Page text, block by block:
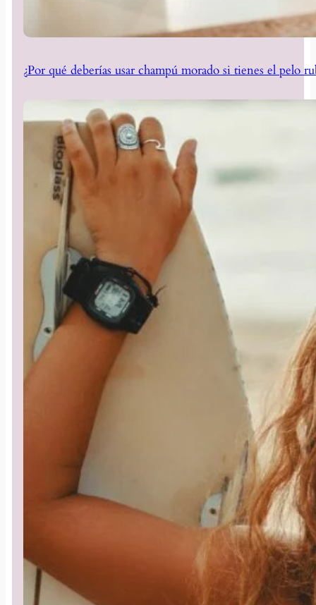
¿Por qué deberías usar champú morado si tienes el pelo